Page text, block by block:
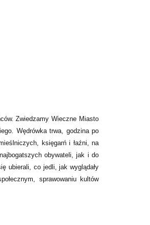
Zwiedzamy Wieczne Miasto
Wędrówka trwa, godzina po
księgarń i łaźni, na
obywateli, jak i do
ubierali, co jedli, jak wyglądały
sprawowaniu kultów